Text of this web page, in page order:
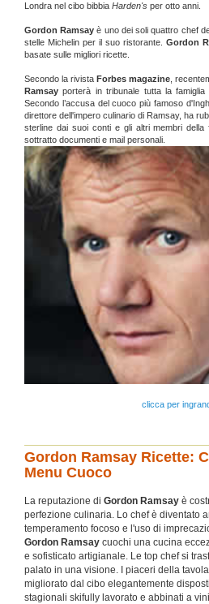
Londra nel cibo bibbia Harden's per otto anni.
Gordon Ramsay è uno dei soli quattro chef
stelle Michelin per il suo ristorante. Gordon
basate sulle migliori ricette.
Secondo la rivista Forbes magazine ,
Ramsay porterà in tribunale tutta la famiglia
Secondo l’accusa del cuoco più famoso
direttore dell'impero culinario di Ramsay, ha
sterline dai suoi conti e gli altri membri
sottratto documenti e mail personali.
clicca per
Gordon Ramsay Ricette:
Menu Cuoco
La reputazione di Gordon Ramsay è
perfezione culinaria. Lo chef è diventato
temperamento focoso e l'uso di
Gordon Ramsay cuochi una cucina
e sofisticato artigianale. Le top chef si
palato in una visione. I piaceri della
migliorato dal cibo elegantemente
stagionali skifully lavorato e abbinati a